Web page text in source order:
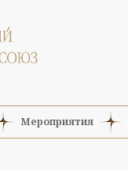
Мероприятия